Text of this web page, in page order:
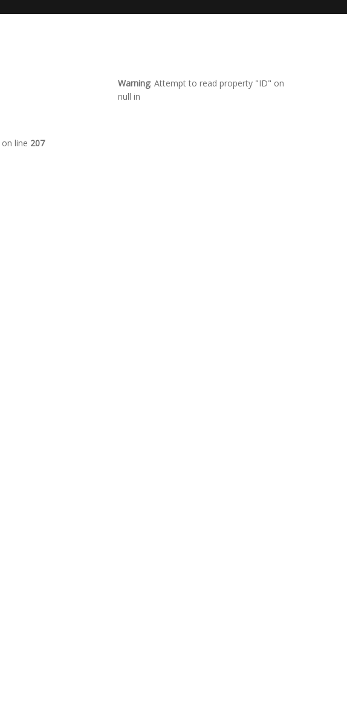
Warning: Attempt to read property "ID" on
null in
on line 207